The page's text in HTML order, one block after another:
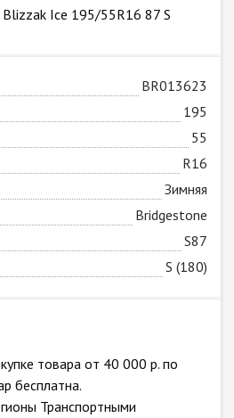
Ice 195/55R16 87 S
BR013623
195
55
R16
Зимняя
Bridgestone
S87
S (180)
товара от 40 000 р. по
бесплатна.
Транспортными